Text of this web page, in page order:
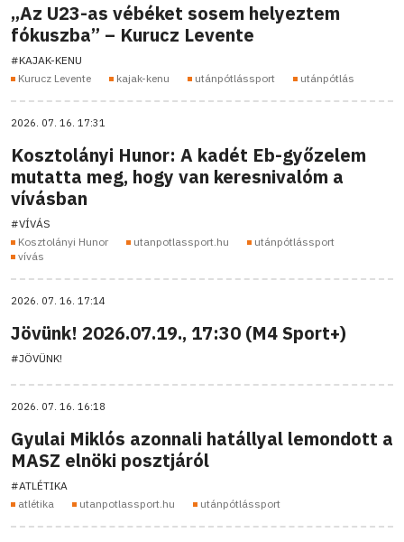
„Az U23-as vébéket sosem helyeztem
fókuszba” – Kurucz Levente
#KAJAK-KENU
Kurucz Levente
kajak-kenu utánpótlássport utánpótlás
2026. 07. 16. 17:31
Kosztolányi Hunor: A kadét Eb-győzelem
mutatta meg, hogy van keresnivalóm a
vívásban
#VÍVÁS
Kosztolányi Hunor
utanpotlassport.hu
utánpótlássport
vívás
2026. 07. 16. 17:14
Jövünk! 2026.07.19., 17:30 (M4 Sport+)
#JÖVÜNK!
2026. 07. 16. 16:18
Gyulai Miklós azonnali hatállyal lemondott a
MASZ elnöki posztjáról
#ATLÉTIKA
atlétika
utanpotlassport.hu utánpótlássport